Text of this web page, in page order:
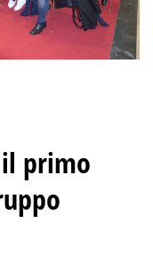
il primo